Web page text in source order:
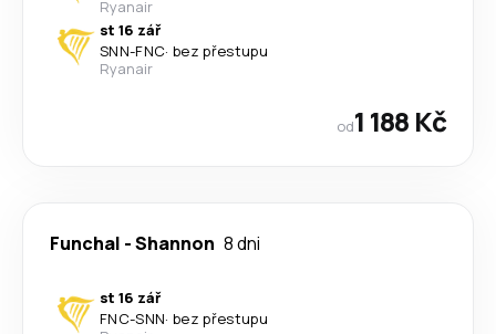
Ryanair
st 16 zář
SNN-FNC· bez přestupu
Ryanair
od1 188 Kč
Funchal -Shannon 8 dni
st 16 zář
FNC-SNN· bez přestupu